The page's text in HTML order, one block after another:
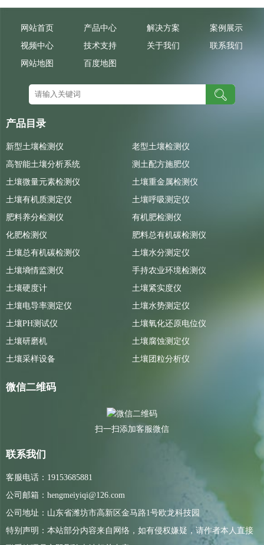
网站首页 产品中心 解决方案
案例展示
视频中心
技术支持 关于我们
联系我们
网站地图
百度地图
产品目录
新型土壤检测仪
老型土壤检测仪
高智能土壤分析系统
测土配方施肥仪
土壤微量元素检测仪
土壤重金属检测仪
土壤有机质测定仪
土壤呼吸测定仪
肥料养分检测仪
有机肥检测仪
化肥检测仪
肥料总有机碳检测仪
土壤总有机碳检测仪
土壤水分测定仪
土壤墒情监测仪
手持农业环境检测仪
土壤硬度计
土壤紧实度仪
土壤电导率测定仪
土壤水势测定仪
土壤PH测试仪
土壤氧化还原电位仪
土壤研磨机
土壤腐蚀测定仪
土壤采样设备
土壤团粒分析仪
微信二维码
扫一扫添加客服微信
联系我们
客服电话：19153685881
公司邮箱：hengmeiyiqi@126.com
公司地址：山东省潍坊市高新区金马路1号欧龙科技园
特别声明：本站部分内容来自网络，如有侵权嫌疑，请作者本人直接